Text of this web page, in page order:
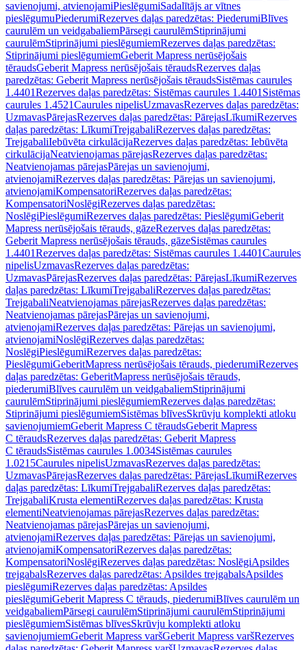
savienojumi, atvienojamiPieslēgumiSadalītājs ar vītnes
pieslēgumuPiederumiRezerves daļas paredzētas: PiederumiBlīves
caurulēm un veidgabaliemPārsegi caurulēmStiprinājumi
caurulēmStiprinājumi pieslēgumiemRezerves daļas paredzētas:
Stiprinājumi pieslēgumiemGeberit Mapress nerūsējošais
tēraudsGeberit Mapress nerūsējošais tēraudsRezerves daļas
paredzētas: Geberit Mapress nerūsējošais tēraudsSistēmas caurules
1.4401Rezerves daļas paredzētas: Sistēmas caurules 1.4401 Sistēmas
caurules 1.4521Caurules nipelisUzmavasRezerves daļas paredzētas:
UzmavasPārejasRezerves daļas paredzētas: PārejasLīkumiRezerves
daļas paredzētas: LīkumiTrejgabaliRezerves daļas paredzētas:
TrejgabaliIebūvēta cirkulācijaRezerves daļas paredzētas: Iebūvēta
cirkulācijaNeatvienojamas pārejasRezerves daļas paredzētas:
Neatvienojamas pārejasPārejas un savienojumi,
atvienojamiRezerves daļas paredzētas: Pārejas un savienojumi,
atvienojamiKompensatoriRezerves daļas paredzētas:
KompensatoriNoslēgiRezerves daļas paredzētas:
NoslēgiPieslēgumiRezerves daļas paredzētas: PieslēgumiGeberit
Mapress nerūsējošais tērauds, gāzeRezerves daļas paredzētas:
Geberit Mapress nerūsējošais tērauds, gāzeSistēmas caurules
1.4401Rezerves daļas paredzētas: Sistēmas caurules 1.4401Caurules
nipelisUzmavasRezerves daļas paredzētas:
UzmavasPārejasRezerves daļas paredzētas: PārejasLīkumiRezerves
daļas paredzētas: LīkumiTrejgabaliRezerves daļas paredzētas:
TrejgabaliNeatvienojamas pārejasRezerves daļas paredzētas:
Neatvienojamas pārejasPārejas un savienojumi,
atvienojamiRezerves daļas paredzētas: Pārejas un savienojumi,
atvienojamiNoslēgiRezerves daļas paredzētas:
NoslēgiPieslēgumiRezerves daļas paredzētas:
PieslēgumiGeberitMapress nerūsējošais tērauds, piederumiRezerves
daļas paredzētas: GeberitMapress nerūsējošais tērauds,
piederumiBlīves caurulēm un veidgabaliemStiprinājumi
caurulēmStiprinājumi pieslēgumiemRezerves daļas paredzētas:
Stiprinājumi pieslēgumiemSistēmas blīvesSkrūvju komplekti atloku
savienojumiemGeberit Mapress C tēraudsGeberit Mapress
C tēraudsRezerves daļas paredzētas: Geberit Mapress
C tēraudsSistēmas caurules 1.0034Sistēmas caurules
1.0215Caurules nipelisUzmavasRezerves daļas paredzētas:
UzmavasPārejasRezerves daļas paredzētas: PārejasLīkumiRezerves
daļas paredzētas: LīkumiTrejgabaliRezerves daļas paredzētas:
TrejgabaliKrusta elementiRezerves daļas paredzētas: Krusta
elementiNeatvienojamas pārejasRezerves daļas paredzētas:
Neatvienojamas pārejasPārejas un savienojumi,
atvienojamiRezerves daļas paredzētas: Pārejas un savienojumi,
atvienojamiKompensatoriRezerves daļas paredzētas:
KompensatoriNoslēgiRezerves daļas paredzētas: NoslēgiApsildes
trejgabalsRezerves daļas paredzētas: Apsildes trejgabalsApsildes
pieslēgumiRezerves daļas paredzētas: Apsildes
pieslēgumiGeberit Mapress C tērauds, piederumiBlīves caurulēm un
veidgabaliemPārsegi caurulēmStiprinājumi caurulēmStiprinājumi
pieslēgumiemSistēmas blīvesSkrūvju komplekti atloku
savienojumiemGeberit Mapress varšGeberit Mapress varšRezerves